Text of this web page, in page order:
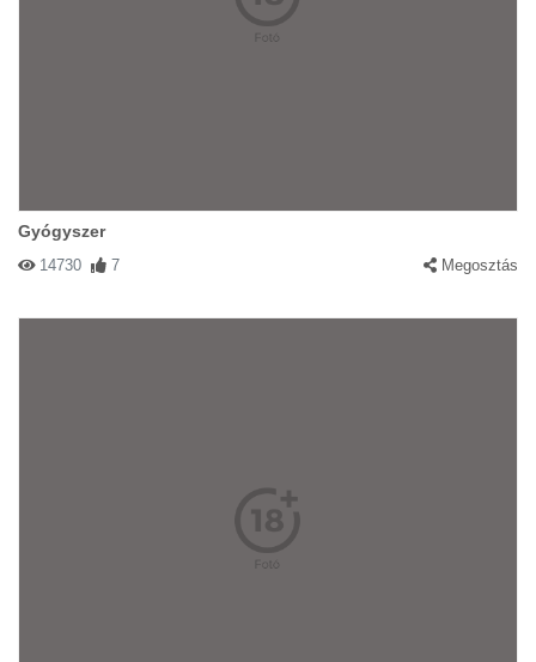
Gyógyszer
14730 7 Megosztás